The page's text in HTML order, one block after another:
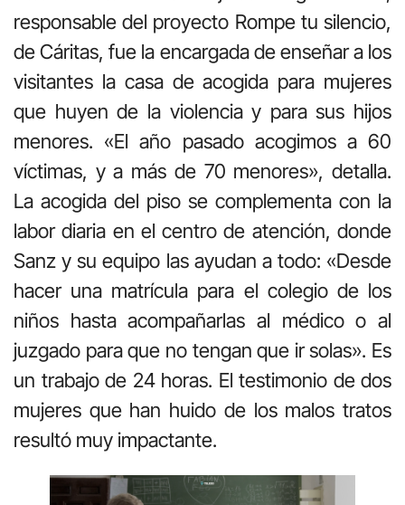
responsable del proyecto Rompe tu silencio,
de Cáritas, fue la encargada de enseñar a los
visitantes la casa de acogida para mujeres
que huyen de la violencia y para sus hijos
menores. «El año pasado acogimos a 60
víctimas, y a más de 70 menores», detalla.
La acogida del piso se complementa con la
labor diaria en el centro de atención, donde
Sanz y su equipo las ayudan a todo: «Desde
hacer una matrícula para el colegio de los
niños hasta acompañarlas al médico o al
juzgado para que no tengan que ir solas». Es
un trabajo de 24 horas. El testimonio de dos
mujeres que han huido de los malos tratos
resultó muy impactante.